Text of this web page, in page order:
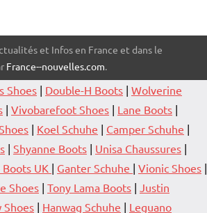
et Infos en France et dans le
France--nouvelles.com.
Shoes | Double-H Boots | Wolverine
| Vivobarefoot Shoes | Lane Boots |
| Koel Schuhe | Camper Schuhe |
| Shyanne Boots | Unisa Chaussures |
Boots UK | Ganter Schuhe | Vionic Shoes |
Shoes | Tony Lama Boots | Justin
Shoes | Hanwag Schuhe | Leguano